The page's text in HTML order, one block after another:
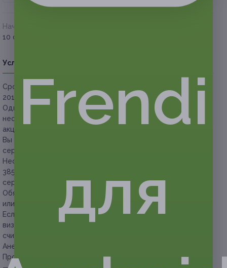
Начало действия
10 октября 2017 г.
Условия
Срок действия сертификатов:
2017 г. до 10 января 2018 г. (включительно).
Один человек
старше 18 летможет использовать
неограниченное количество сертификатов по данной
акции.
Вы можете купить неограниченное количество
сертификатов в подарок.
Необходима предварительная запись по телефонам: +7
3852 52-99-92, +7 964 603-99-92 (с указанием номера
сертификата).
Обязательно предъявляйте сертификат в распечатанном
или электронном виде.
Если участник акции не предупреждает об отмене своего
визита за 12 часов до времени записи, сертификат
считается использованным.
Анестезия оплачивается отдельно — 300 руб.
Продолжительность процедур:
Frendi
для